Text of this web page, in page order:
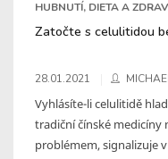
HUBNUTÍ, DIETA A
Zatočte s celulitidou
28.01.2021
Vyhlásíte-li celulitidě
tradiční čínské medicíny
problémem, signalizuje